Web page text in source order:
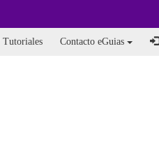
Tutoriales Contacto eGuias